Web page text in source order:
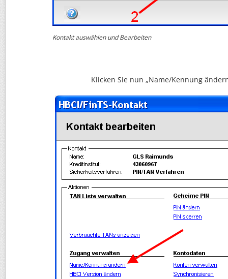
Kontakt auswählen und Bearbeiten
Klicken Sie nun „Name/Kennung